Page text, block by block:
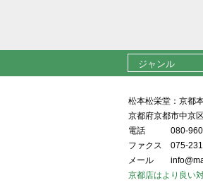
ジャンル
松本松栄堂：京都
京都府京都市中京
電話
080-
ファクス
075-
メール
京都店はより良い